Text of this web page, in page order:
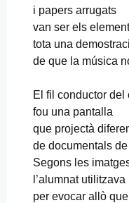
i papers arrugats
van ser els
tota una
de que la música
El fil conductor del
fou una pantalla
que projectà
de documentals
Segons les
l’alumnat
per evocar allò